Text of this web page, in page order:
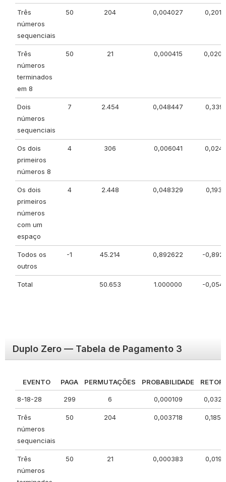
Três
números
sequenciais
50 204 0,004027
Três
números
terminados
em 8
50 21 0,000415
Dois
números
sequenciais
7 2.454 0,048447
Os dois
primeiros
números 8
4 306 0,006041
Os dois
primeiros
números
com um
espaço
4 2.448 0,048329
Todos os
outros
-1 45.214 0,892622 -
Total 50.653 1.000000 -
Duplo Zero — Tabela de Pagamento 3
EVENTO PAGA PERMUTAÇÕES PROBABILIDADE
8-18-28 299 6 0,000109
Três
números
sequenciais
50 204 0,003718
Três
números
50 21 0,000383